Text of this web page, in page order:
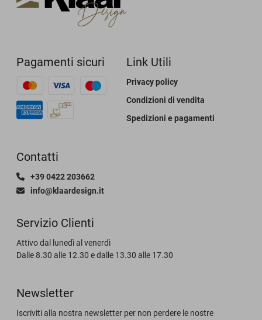
Pagamenti sicuri
Contatti
+39 0422 203662
info@klaardesign.it
Servizio Clienti
Attivo dal lunedì al venerdì
Dalle 8.30 alle 12.30 e dalle 13.30 alle 17.30
Link Utili
Privacy policy
Condizioni di vendita
Spedizioni e pagamenti
Newsletter
Iscriviti alla nostra newsletter per non perdere le nostre